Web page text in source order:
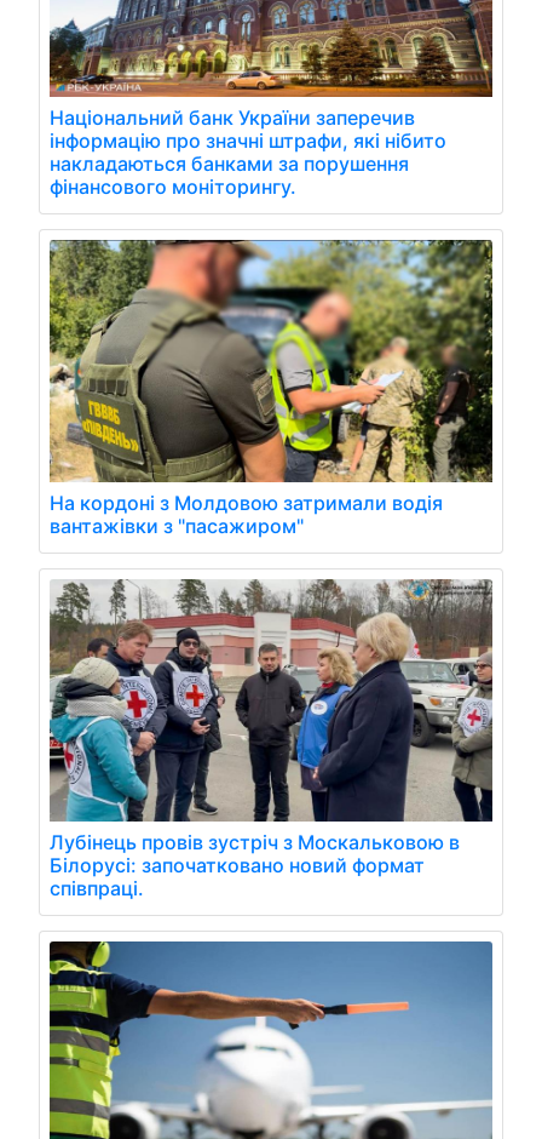
Національний банк України заперечив
інформацію про значні штрафи, які нібито
накладаються банками за порушення
фінансового моніторингу.
На кордоні з Молдовою затримали водія
вантажівки з "пасажиром"
Лубінець провів зустріч з Москальковою в
Білорусі: започатковано новий формат
співпраці.